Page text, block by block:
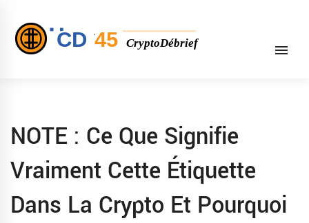
NOTE : Ce Que Signifie
Vraiment Cette Étiquette
Dans La Crypto Et Pourquoi